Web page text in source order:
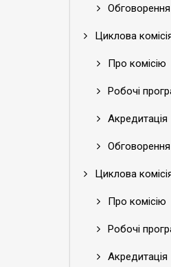
Обговорення
Циклова
Про комісію
Робочі
Акредитація
Обговорення
Циклова
Про комісію
Робочі
Акредитація